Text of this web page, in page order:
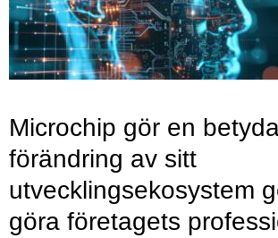
Microchip gör en
förändring av sitt
utvecklingsekosystem
göra företagets